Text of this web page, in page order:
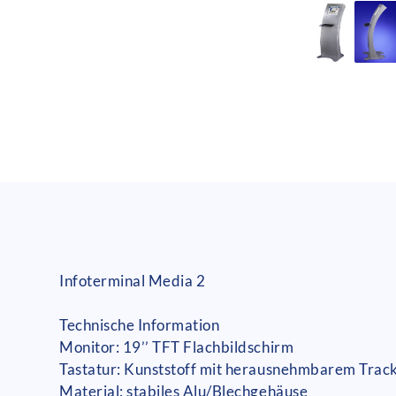
Infoterminal Media 2
Technische Information
Monitor: 19’’ TFT Flachbildschirm
Tastatur: Kunststoff mit herausnehmbarem
Material: stabiles Alu/Blechgehäuse